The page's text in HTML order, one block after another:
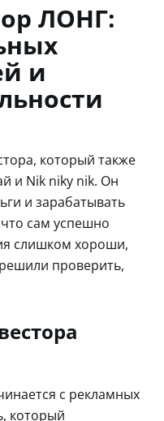
ЛОНГ:
и
который также
и Nik niky nik. Он
и зарабатывать
сам успешно
слишком хороши,
проверить,
с рекламных
который